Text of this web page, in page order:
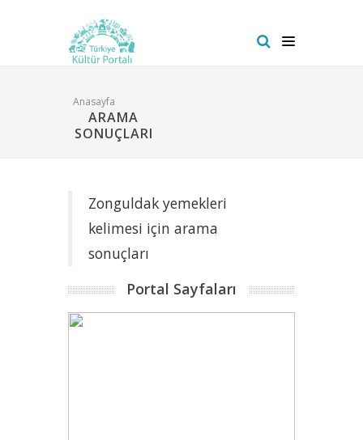
Anasayfa
ARAMA
SONUÇLARI
Zonguldak yemekleri
kelimesi için arama
sonuçları
Portal Sayfaları